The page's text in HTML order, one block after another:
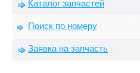
Каталог запчастей
Поиск по номеру
Заявка на запчасть